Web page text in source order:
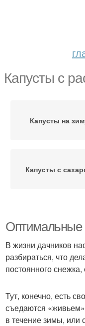
Капусты с
Капусты на
Капусты с
Оптимальные
В жизни дачников
разбираться, что
постоянного
Тут, конечно, есть
съедаются
в течение зимы, или